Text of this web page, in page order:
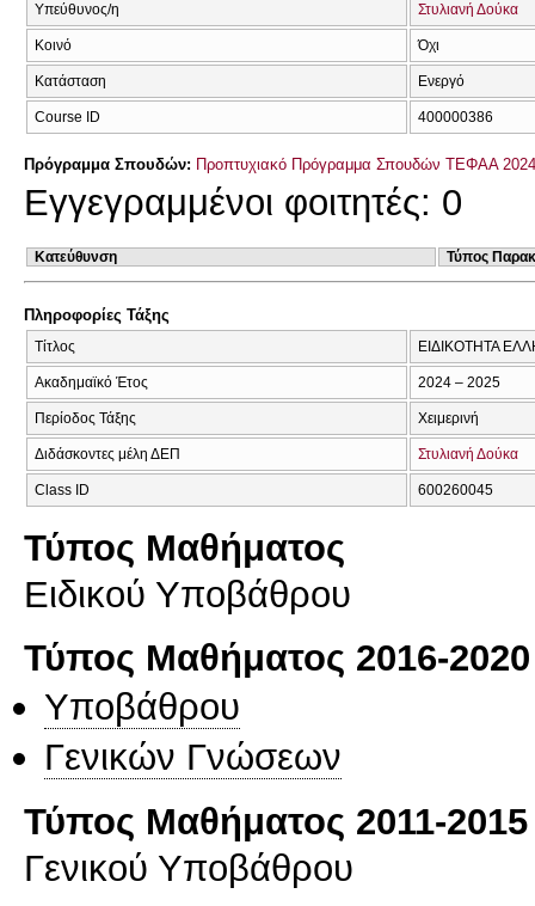
Υπεύθυνος/η Στυλιανή Δούκα
Κοινό Όχι
Κατάσταση Ενεργό
Course ID 400000386
Πρόγραμμα Σπουδών: Προπτυχιακό Πρόγραμμα Σπουδών ΤΕΦΑΑ
Εγγεγραμμένοι φοιτητές: 0
Κατεύθυνση Τύπος
Πληροφορίες Τάξης
Τίτλος ΕΙΔΙΚΟΤΗΤΑ
Ακαδημαϊκό Έτος 2024 – 2025
Περίοδος Τάξης Χειμερινή
Διδάσκοντες μέλη ΔΕΠ Στυλιανή Δούκα
Class ID 600260045
Τύπος Μαθήματος
Ειδικού Υποβάθρου
Τύπος Μαθήματος 2016-2020
Υποβάθρου
Γενικών Γνώσεων
Τύπος Μαθήματος 2011-2015
Γενικού Υποβάθρου